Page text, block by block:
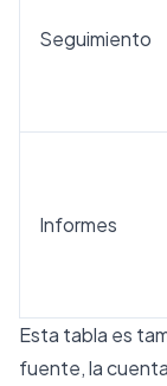
Seguimiento
Informes
Esta tabla es
fuente, la